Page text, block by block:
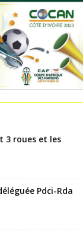
3 roues et les
Pdci-Rda